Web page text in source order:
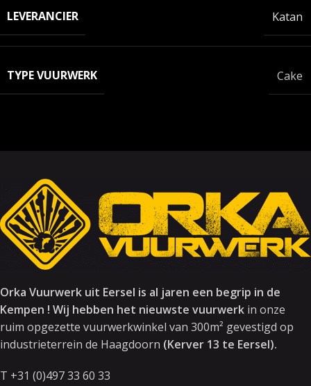
LEVERANCIER Katan
TYPE VUURWERK Cake
Orka Vuurwerk uit Eersel is al jaren een begrip in de
Kempen ! Wij hebben het nieuwste vuurwerk in onze
ruim opgezette vuurwerkwinkel van 300m² gevestigd op
industrieterrein de Haagdoorn (Kerver 13 te Eersel).
T +31 (0)497 33 60 33